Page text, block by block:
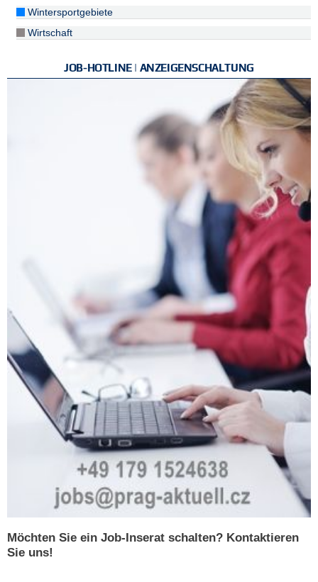
Wintersportgebiete
Wirtschaft
JOB-HOTLINE | ANZEIGENSCHALTUNG
Möchten Sie ein Job-Inserat schalten? Kontaktieren
Sie uns!